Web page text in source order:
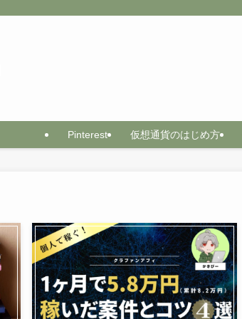
Pinterest 仮想通貨のはじめ方